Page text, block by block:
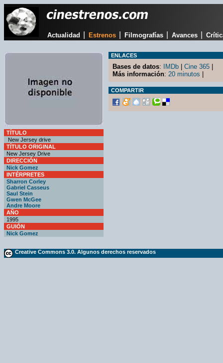
Actualidad Estrenos Filmografías Avances
TÍTULO
New Jersey drive
TÍTULO ORIGINAL
New Jersey Drive
DIRECCIÓN
Nick Gomez
INTÉRPRETES
Sharron Corley
Gabriel Casseus
Saul Stein
Gwen McGee
Andre Moore
AÑO
1995
GUIÓN
Nick Gomez
ENLACES
Bases de datos: IMDb Cine 365
Más información: 20 minutos
COMPARTIR
Creative Commons 3.0. Algunos derechos reservados